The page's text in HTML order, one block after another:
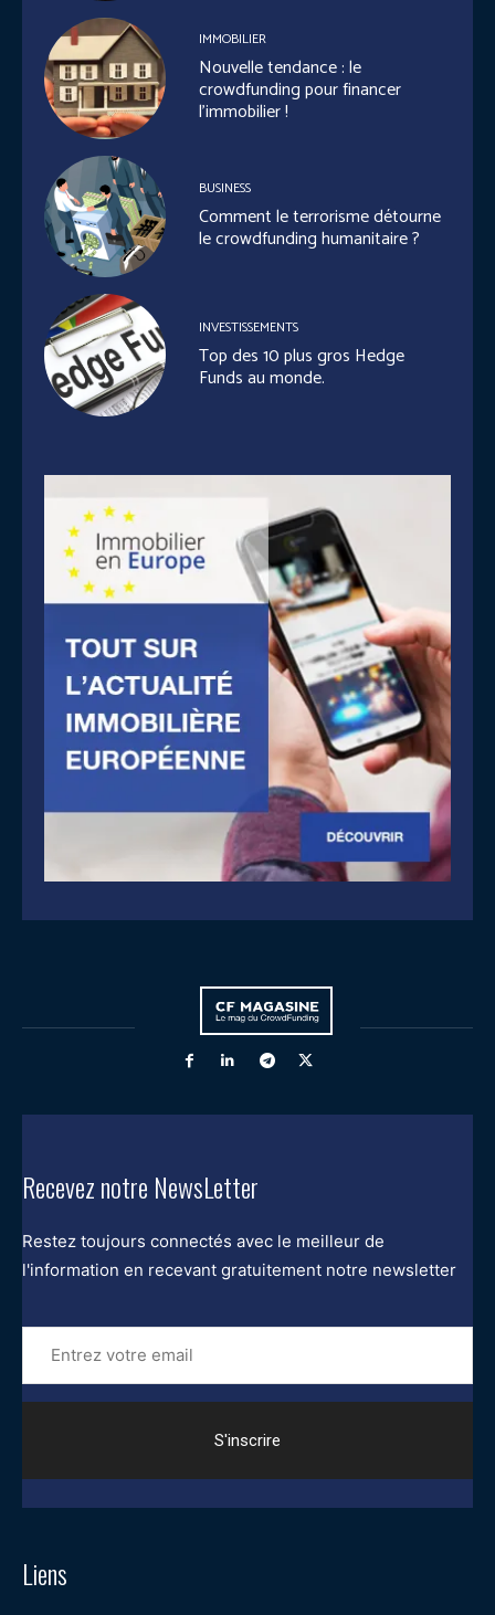
IMMOBILIER
Nouvelle tendance : le
crowdfunding pour financer
l’immobilier !
BUSINESS
Comment le terrorisme détourne
le crowdfunding humanitaire ?
INVESTISSEMENTS
Top des 10 plus gros Hedge
Funds au monde.
Recevez notre NewsLetter
Restez toujours connectés avec le meilleur de
l'information en recevant gratuitement notre newsletter
Entrez
votre
email
Liens